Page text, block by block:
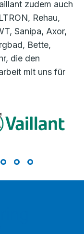
zudem auch
Rehau,
Sanipa, Axor,
Bette,
die den
mit uns für